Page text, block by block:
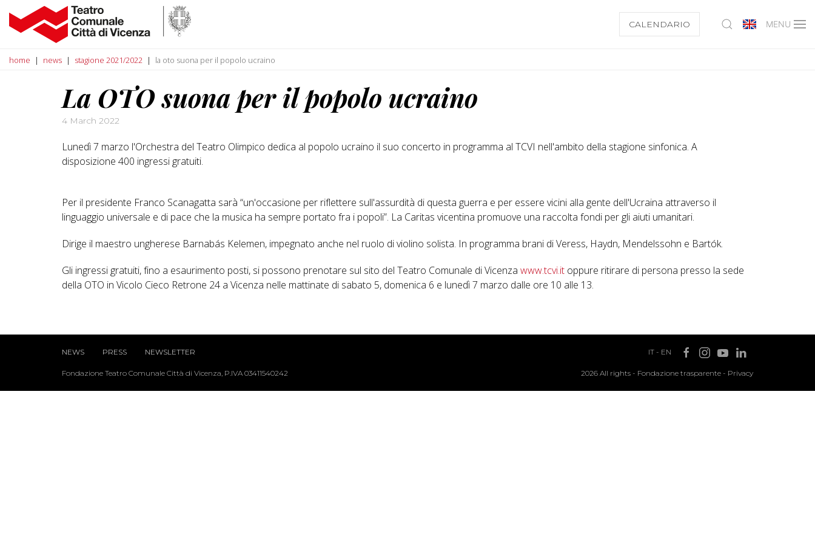
CALENDARIO MENU
home news stagione 2021/2022 la oto suona per il popolo ucraino
La OTO suona per il popolo ucraino
4 March 2022
Lunedì 7 marzo l'Orchestra del Teatro Olimpico dedica al popolo ucraino il suo concerto in programma al TCVI nell'ambito della stagione sinfonica. A
disposizione 400 ingressi gratuiti.
Per il presidente Franco Scanagatta sarà “un'occasione per riflettere sull'assurdità di questa guerra e per essere vicini alla gente dell'Ucraina attraverso il
linguaggio universale e di pace che la musica ha sempre portato fra i popoli”. La Caritas vicentina promuove una raccolta fondi per gli aiuti umanitari.
Dirige il maestro ungherese Barnabás Kelemen, impegnato anche nel ruolo di violino solista. In programma brani di Veress, Haydn, Mendelssohn e Bartók.
Gli ingressi gratuiti, fino a esaurimento posti, si possono prenotare sul sito del Teatro Comunale di Vicenza www.tcvi.it oppure ritirare di persona presso la sede
della OTO in Vicolo Cieco Retrone 24 a Vicenza nelle mattinate di sabato 5, domenica 6 e lunedì 7 marzo dalle ore 10 alle 13.
NEWS PRESS NEWSLETTER IT - EN
Fondazione Teatro Comunale Città di Vicenza, P.IVA 03411540242 2026 All rights - Fondazione trasparente - Privacy